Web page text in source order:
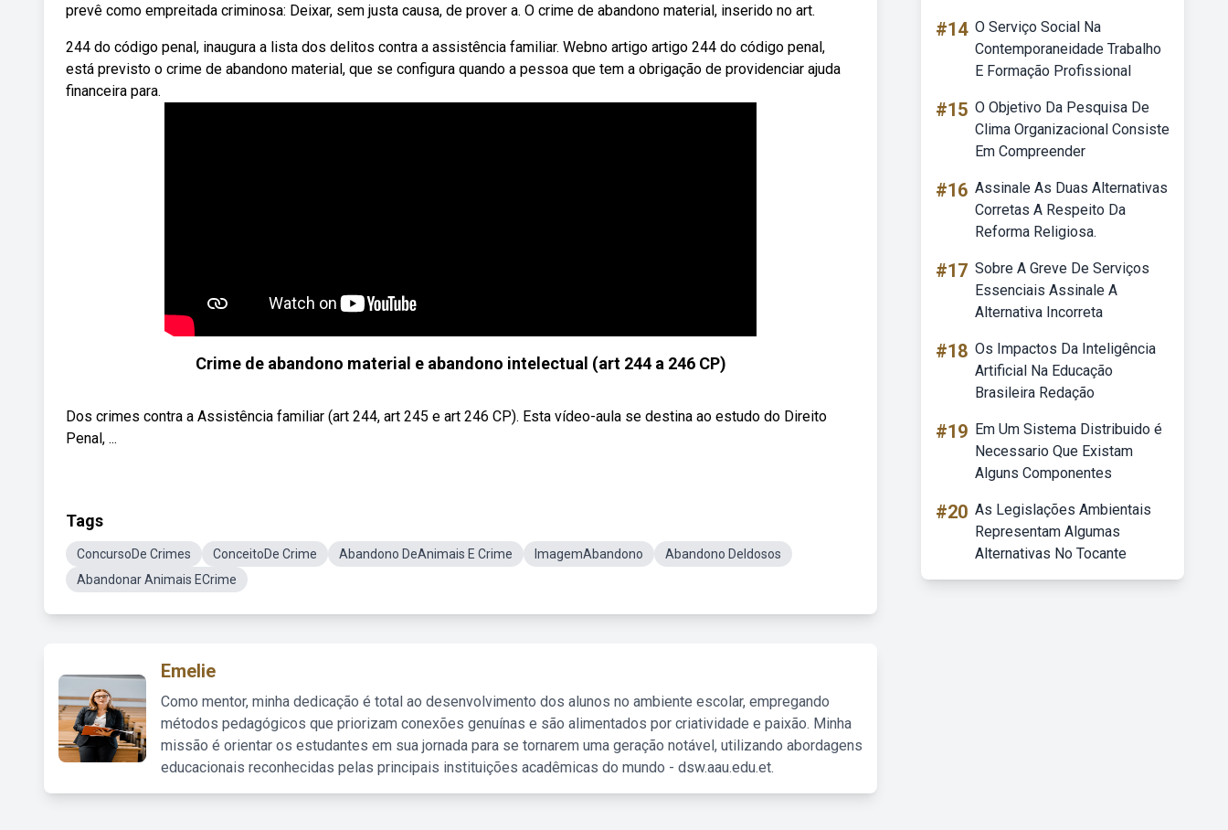
prevê como empreitada criminosa: Deixar, sem justa causa, de prover a. O crime de abandono material, inserido no art.
244 do código penal, inaugura a lista dos delitos contra a assistência familiar. Webno artigo artigo 244 do código penal,
está previsto o crime de abandono material, que se configura quando a pessoa que tem a obrigação de providenciar ajuda
financeira para.
Crime de abandono material e abandono intelectual (art 244 a 246 CP)
Dos crimes contra a Assistência familiar (art 244, art 245 e art 246 CP). Esta vídeo-aula se destina ao estudo do Direito
Penal, ...
Tags
ConcursoDe Crimes ConceitoDe Crime Abandono DeAnimais E Crime ImagemAbandono
Abandono DeIdosos
Abandonar Animais ECrime
Emelie
Como mentor, minha dedicação é total ao desenvolvimento dos alunos no ambiente escolar, empregando
métodos pedagógicos que priorizam conexões genuínas e são alimentados por criatividade e paixão. Minha
missão é orientar os estudantes em sua jornada para se tornarem uma geração notável, utilizando abordagens
educacionais reconhecidas pelas principais instituições acadêmicas do mundo - dsw.aau.edu.et.
#14 O Serviço Social Na
Contemporaneidade Trabalho
E Formação Profissional
#15 O Objetivo Da Pesquisa De
Clima Organizacional Consiste
Em Compreender
#16 Assinale As Duas Alternativas
Corretas A Respeito Da
Reforma Religiosa.
#17 Sobre A Greve De Serviços
Essenciais Assinale A
Alternativa Incorreta
#18 Os Impactos Da Inteligência
Artificial Na Educação
Brasileira Redação
#19 Em Um Sistema Distribuido é
Necessario Que Existam
Alguns Componentes
#20 As Legislações Ambientais
Representam Algumas
Alternativas No Tocante